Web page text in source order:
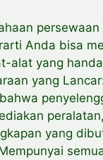
Anda bisa
alat yang
yang
yang